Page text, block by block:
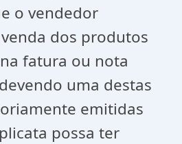
o vendedor
dos produtos
fatura ou nota
uma destas
emitidas
possa ter